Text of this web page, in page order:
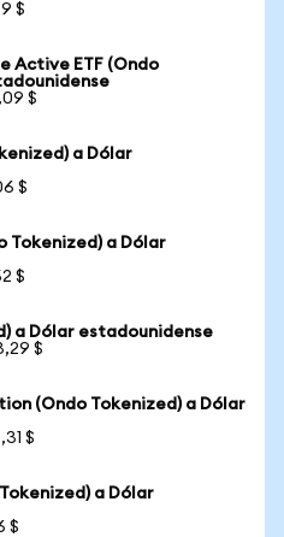
$
Active ETF (Ondo
$
a Dólar
$
Tokenized) a Dólar
$
a Dólar estadounidense
$
(Ondo Tokenized) a Dólar
$
a Dólar
$